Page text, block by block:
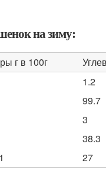
на зиму:
г в 100г
1.2
99.7
3
38.3
27